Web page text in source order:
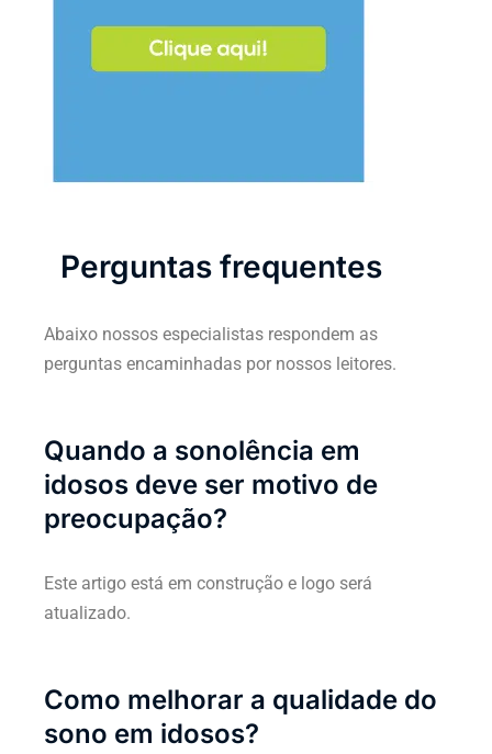
Perguntas frequentes
Abaixo nossos especialistas respondem as
perguntas encaminhadas por nossos leitores.
Quando a sonolência em
idosos deve ser motivo de
preocupação?
Este artigo está em construção e logo será
atualizado.
Como melhorar a qualidade do
sono em idosos?